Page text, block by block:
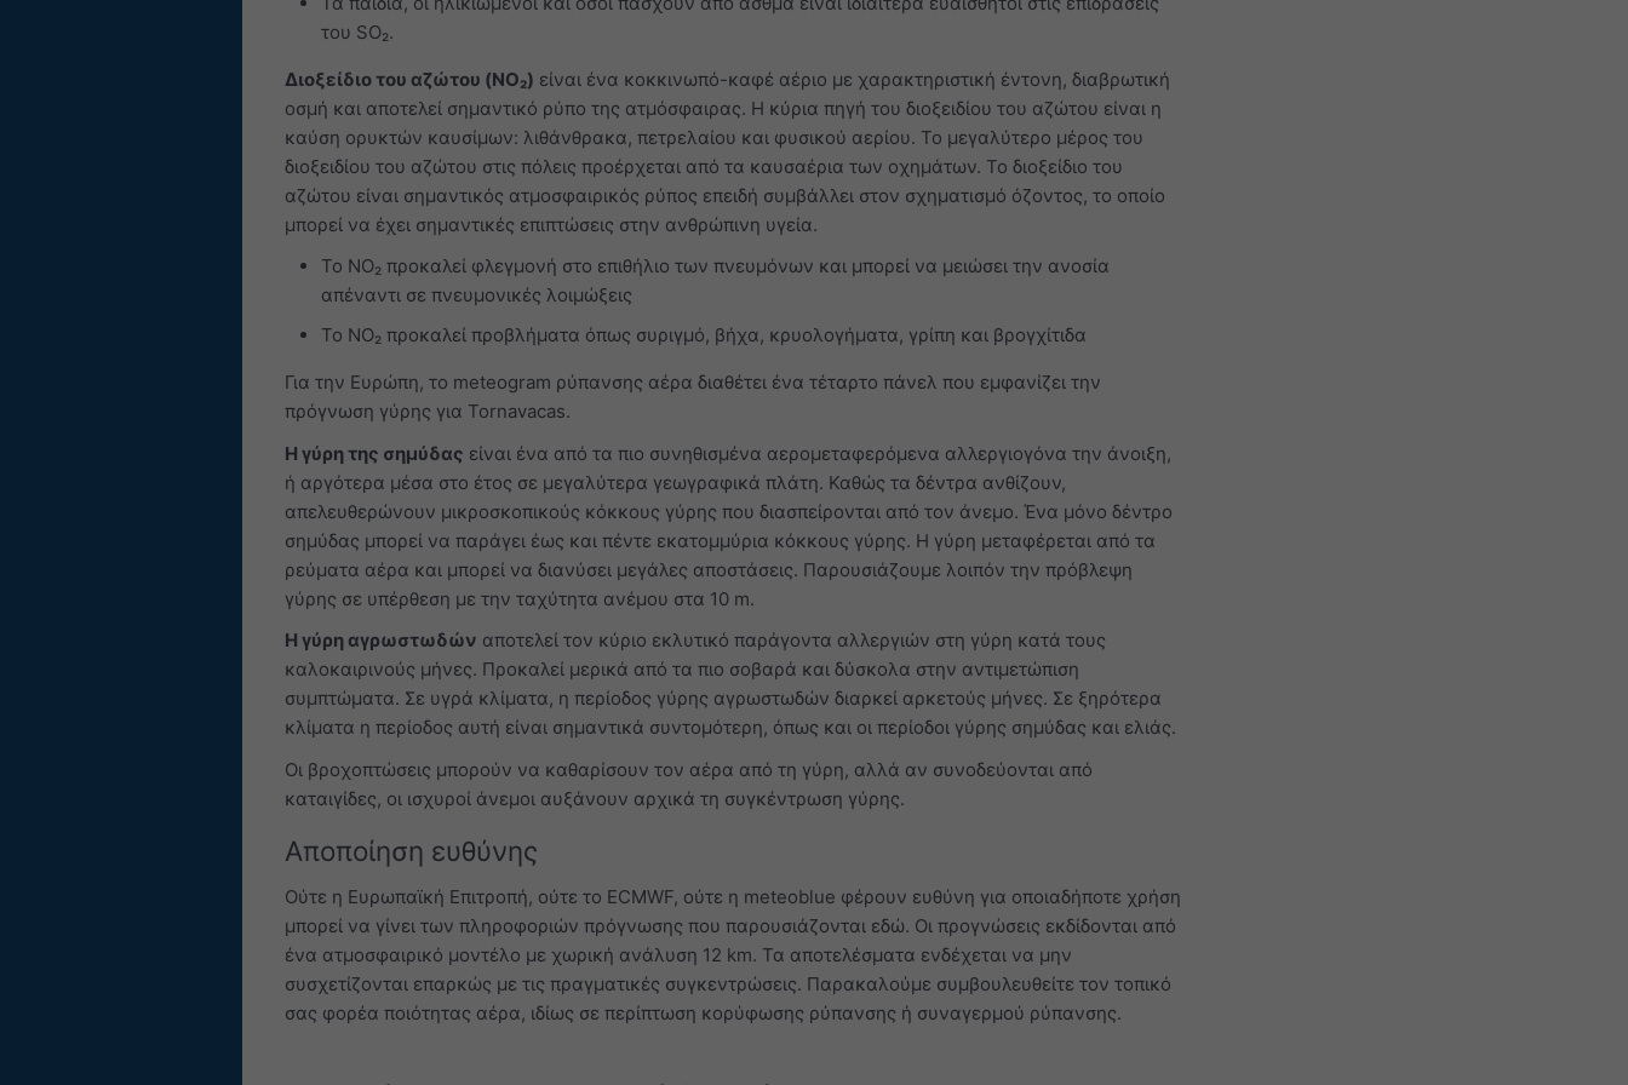
του SO₂.
Διοξείδιο του αζώτου (NO₂) είναι ένα κοκκινωπό-καφέ αέριο με χαρακτηριστική έντονη, διαβρωτική
οσμή και αποτελεί σημαντικό ρύπο της ατμόσφαιρας. Η κύρια πηγή του διοξειδίου του αζώτου είναι η
καύση ορυκτών καυσίμων: λιθάνθρακα, πετρελαίου και φυσικού αερίου. Το μεγαλύτερο μέρος του
διοξειδίου του αζώτου στις πόλεις προέρχεται από τα καυσαέρια των οχημάτων. Το διοξείδιο του
αζώτου είναι σημαντικός ατμοσφαιρικός ρύπος επειδή συμβάλλει στον σχηματισμό όζοντος, το οποίο
μπορεί να έχει σημαντικές επιπτώσεις στην ανθρώπινη υγεία.
Το NO₂ προκαλεί φλεγμονή στο επιθήλιο των πνευμόνων και μπορεί να μειώσει την ανοσία
απέναντι σε πνευμονικές λοιμώξεις
Το NO₂ προκαλεί προβλήματα όπως συριγμό, βήχα, κρυολογήματα, γρίπη και βρογχίτιδα
Για την Ευρώπη, το meteogram ρύπανσης αέρα διαθέτει ένα τέταρτο πάνελ που εμφανίζει την
πρόγνωση γύρης για Tornavacas.
Η γύρη της σημύδας είναι ένα από τα πιο συνηθισμένα αερομεταφερόμενα αλλεργιογόνα την άνοιξη,
ή αργότερα μέσα στο έτος σε μεγαλύτερα γεωγραφικά πλάτη. Καθώς τα δέντρα ανθίζουν,
απελευθερώνουν μικροσκοπικούς κόκκους γύρης που διασπείρονται από τον άνεμο. Ένα μόνο δέντρο
σημύδας μπορεί να παράγει έως και πέντε εκατομμύρια κόκκους γύρης. Η γύρη μεταφέρεται από τα
ρεύματα αέρα και μπορεί να διανύσει μεγάλες αποστάσεις. Παρουσιάζουμε λοιπόν την πρόβλεψη
γύρης σε υπέρθεση με την ταχύτητα ανέμου στα 10 m.
Η γύρη αγρωστωδών αποτελεί τον κύριο εκλυτικό παράγοντα αλλεργιών στη γύρη κατά τους
καλοκαιρινούς μήνες. Προκαλεί μερικά από τα πιο σοβαρά και δύσκολα στην αντιμετώπιση
συμπτώματα. Σε υγρά κλίματα, η περίοδος γύρης αγρωστωδών διαρκεί αρκετούς μήνες. Σε ξηρότερα
κλίματα η περίοδος αυτή είναι σημαντικά συντομότερη, όπως και οι περίοδοι γύρης σημύδας και ελιάς.
Οι βροχοπτώσεις μπορούν να καθαρίσουν τον αέρα από τη γύρη, αλλά αν συνοδεύονται από
καταιγίδες, οι ισχυροί άνεμοι αυξάνουν αρχικά τη συγκέντρωση γύρης.
Αποποίηση ευθύνης
Ούτε η Ευρωπαϊκή Επιτροπή, ούτε το ECMWF, ούτε η meteoblue φέρουν ευθύνη για οποιαδήποτε χρήση
μπορεί να γίνει των πληροφοριών πρόγνωσης που παρουσιάζονται εδώ. Οι προγνώσεις εκδίδονται από
ένα ατμοσφαιρικό μοντέλο με χωρική ανάλυση 12 km. Τα αποτελέσματα ενδέχεται να μην
συσχετίζονται επαρκώς με τις πραγματικές συγκεντρώσεις. Παρακαλούμε συμβουλευθείτε τον τοπικό
σας φορέα ποιότητας αέρα, ιδίως σε περίπτωση κορύφωσης ρύπανσης ή συναγερμού ρύπανσης.